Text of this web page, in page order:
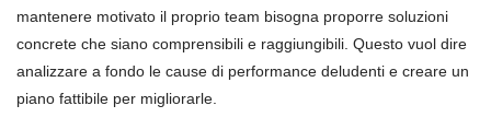
mantenere motivato il proprio team bisogna proporre soluzioni
concrete che siano comprensibili e raggiungibili. Questo vuol dire
analizzare a fondo le cause di performance deludenti e creare un
piano fattibile per migliorarle.